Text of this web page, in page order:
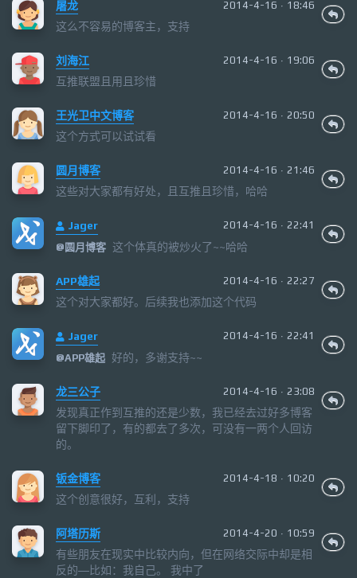
屠龙 2014-4-16 · 18:46
这么不容易的博客主，支持
刘海江 2014-4-16 · 19:06
互推联盟且用且珍惜
王光卫中文博客 2014-4-16 · 20:50
这个方式可以试试看
圆月博客 2014-4-16 · 21:46
这些对大家都有好处，且互推且珍惜，哈哈
Jager
2014-4-16 · 22:41
@ 圆月博客 这个体真的被炒火了~~哈哈
APP雄起 2014-4-16 · 22:27
这个对大家都好。后续我也添加这个代码
Jager
2014-4-16 · 22:41
@APP雄起 好的，多谢支持~~
龙三公子 2014-4-16 · 23:08
发现真正作到互推的还是少数，我已经去过好多博客
留下脚印了，有的都去了多次，可没有一两个人回访
的。
钣金博客 2014-4-18 · 10:20
这个创意很好，互利，支持
阿塔历斯 2014-4-20 · 10:59
有些朋友在现实中比较内向，但在网络交际中却是相
反的—比如：我自己。 我中了